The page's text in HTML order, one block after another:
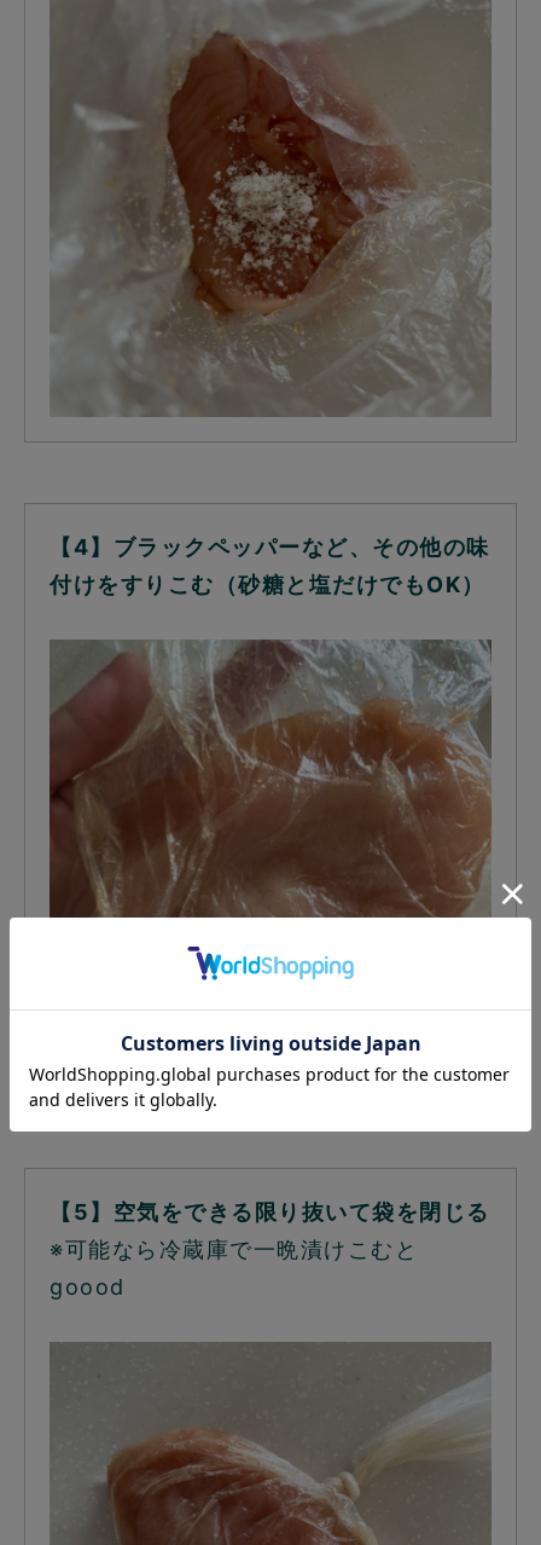
【4】ブラックペッパーなど、その他の味
付けをすりこむ（砂糖と塩だけでもOK）
【5】空気をできる限り抜いて袋を閉じる
※可能なら冷蔵庫で一晩漬けこむと
goood